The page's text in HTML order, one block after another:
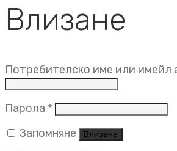
Влизане
Потребителско име или имейл
Парола * Задължително
Запомняне
Влизане